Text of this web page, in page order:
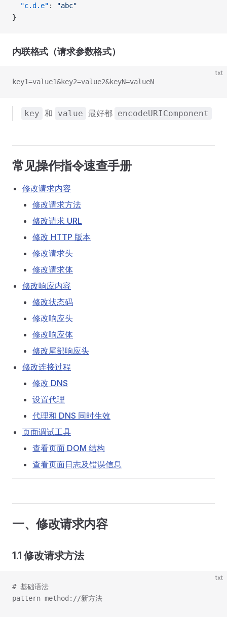
  "c.d.e"
:
"abc"
}
内联格式（请求参数格式）
txt
key1=value1&key2=value2&keyN=valueN
key 和 value 最好都 encodeURIComponent
常见操作指令速查手册
修改请求内容
修改请求方法
修改请求 URL
修改 HTTP 版本
修改请求头
修改请求体
修改响应内容
修改状态码
修改响应头
修改响应体
修改尾部响应头
修改连接过程
修改 DNS
设置代理
代理和 DNS 同时生效
页面调试工具
查看页面 DOM 结构
查看页面日志及错误信息
一、修改请求内容
1.1 修改请求方法
txt
# 基础语法
pattern method://新方法